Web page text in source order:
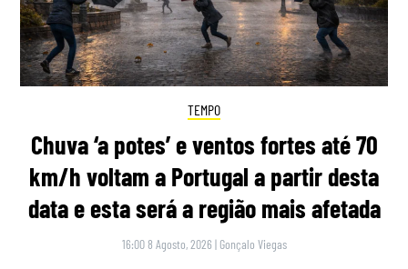
TEMPO
Chuva ‘a potes’ e ventos fortes até 70
km/h voltam a Portugal a partir desta
data e esta será a região mais afetada
16:00 8 Agosto, 2026 | Gonçalo Viegas